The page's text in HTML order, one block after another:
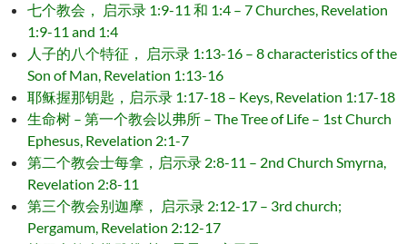
七个教会， 启示录 1:9-11 和 1:4 – 7 Churches, Revelation
1:9-11 and 1:4
人子的八个特征， 启示录 1:13-16 – 8 characteristics of the
Son of Man, Revelation 1:13-16
耶稣握那钥匙，启示录 1:17-18 – Keys, Revelation 1:17-18
生命树 – 第一个教会以弗所 – The Tree of Life – 1st Church
Ephesus, Revelation 2:1-7
第二个教会士每拿，启示录 2:8-11 – 2nd Church Smyrna,
Revelation 2:8-11
第三个教会别迦摩， 启示录 2:12-17 – 3rd church;
Pergamum, Revelation 2:12-17